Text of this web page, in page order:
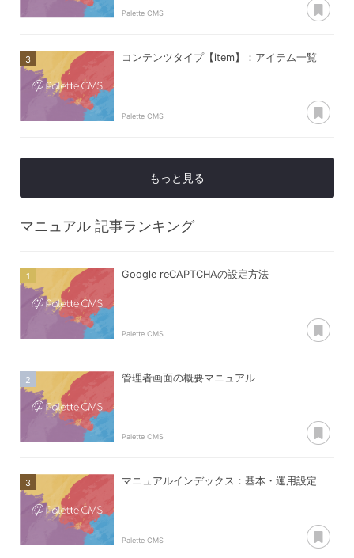
Palette CMS
コンテンツタイプ【item】：アイテム一覧
Palette CMS
もっと見る
マニュアル 記事ランキング
Google reCAPTCHAの設定方法
Palette CMS
管理者画面の概要マニュアル
Palette CMS
マニュアルインデックス：基本・運用設定
Palette CMS